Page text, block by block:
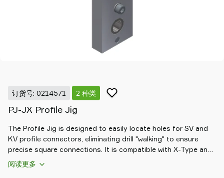
订货号: 0214571 2 种类
PJ-JX Profile Jig
The Profile Jig is designed to easily locate holes for SV and
KV profile connectors, eliminating drill "walking" to ensure
precise square connections. It is compatible with X-Type and
JX-Type profiles, making it an essential tool for accurate and
efficient assembly.
阅读更多
Group
联
我
们
支
持